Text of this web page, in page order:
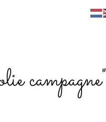
campagne"